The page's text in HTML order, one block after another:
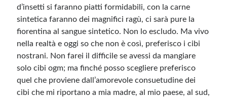
d’insetti si faranno piatti formidabili, con la carne
sintetica faranno dei magnifici ragù, ci sarà pure la
fiorentina al sangue sintetico. Non lo escludo. Ma vivo
nella realtà e oggi so che non è così, preferisco i cibi
nostrani. Non farei il difficile se avessi da mangiare
solo cibi ogm; ma finché posso scegliere preferisco
quel che proviene dall’amorevole consuetudine dei
cibi che mi riportano a mia madre, al mio paese, al sud,